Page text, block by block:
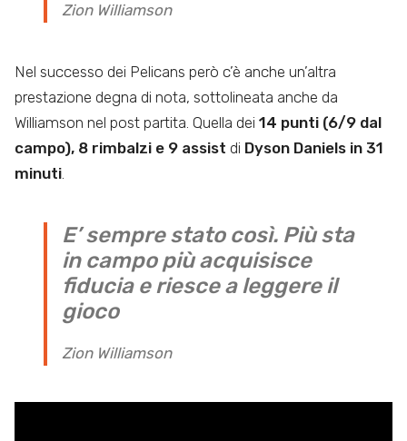
Zion Williamson
Nel successo dei Pelicans però c’è anche un’altra
prestazione degna di nota, sottolineata anche da
Williamson nel post partita. Quella dei 14 punti (6/9 dal
campo), 8 rimbalzi e 9 assist di Dyson Daniels in 31
minuti.
E’ sempre stato così. Più sta
in campo più acquisisce
fiducia e riesce a leggere il
gioco
Zion Williamson